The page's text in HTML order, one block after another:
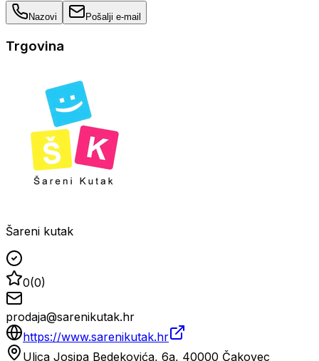
Nazovi Pošalji e-mail
Trgovina
Šareni kutak
0(0)
prodaja@sarenikutak.hr
https://www.sarenikutak.hr
Ulica Josipa Bedekovića, 6a, 40000 Čakovec